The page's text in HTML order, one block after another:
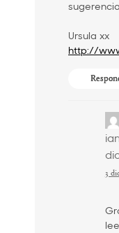
Ursula xx
http://
3